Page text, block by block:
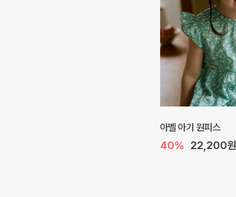
네로 바디수트
10% 32,400원